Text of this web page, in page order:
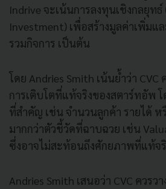
Indrive จะเน้นการลงทุนเชิงกลยุท
Investment) เพื่อสร้างมูลค่าเพิ่มแ
รวมกิจการ เป็นต้น
โดย Andries Smith เน้นย้ำว่า
การเติบโตที่แท้จริงของสตาร์ทอัพ
ที่สำคัญ เช่น จำนวนลูกค้า รายได้
มากกว่าตัวชี้วัดที่ฉาบฉวย เช่น
ซึ่งอาจไม่สะท้อนถึงศักยภาพที่แท้จ
Andries Smith เสนอว่า CVC ควร